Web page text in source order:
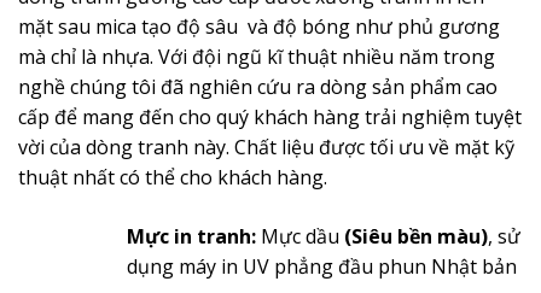
mặt sau mica tạo độ sâu và độ bóng như phủ gương
mà chỉ là nhựa. Với đội ngũ kĩ thuật nhiều năm trong
nghề chúng tôi đã nghiên cứu ra dòng sản phẩm cao
cấp để mang đến cho quý khách hàng trải nghiệm tuyệt
vời của dòng tranh này. Chất liệu được tối ưu về mặt kỹ
thuật nhất có thể cho khách hàng.
Mực in tranh:Mực dầu (Siêu bền màu), sử
dụng máy in UV phẳng đầu phun Nhật bản